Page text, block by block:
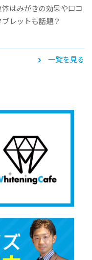
はみがきの効果や口コ
レットも話題？
一覧を見る